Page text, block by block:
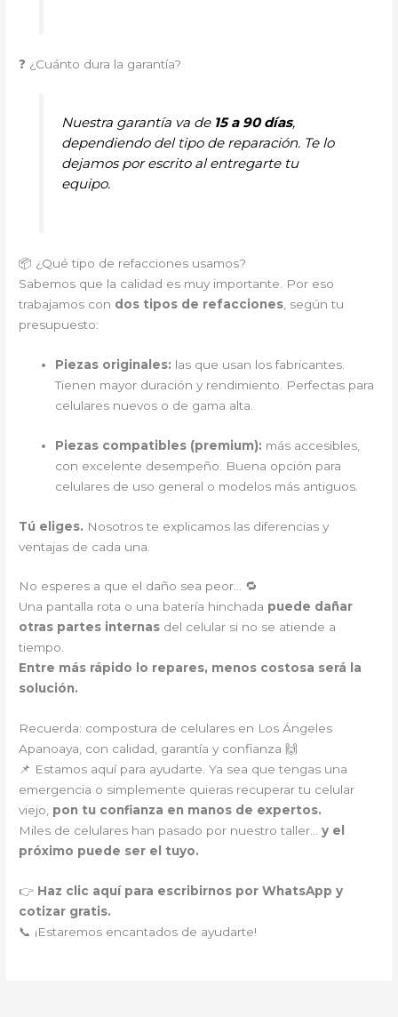
❓ ¿Cuánto dura la garantía?
Nuestra garantía va de 15 a 90 días,
dependiendo del tipo de reparación. Te lo
dejamos por escrito al entregarte tu
equipo.
📦 ¿Qué tipo de refacciones usamos?
Sabemos que la calidad es muy importante. Por eso
trabajamos con dos tipos de refacciones , según tu
presupuesto:
Piezas originales: las que usan los fabricantes.
Tienen mayor duración y rendimiento. Perfectas para
celulares nuevos o de gama alta.
Piezas compatibles (premium): más accesibles,
con excelente desempeño. Buena opción para
celulares de uso general o modelos más antiguos.
Tú eliges. Nosotros te explicamos las diferencias y
ventajas de cada una.
No esperes a que el daño sea peor… 🔁
Una pantalla rota o una batería hinchada puede dañar
otras partes internas del celular si no se atiende a
tiempo.
Entre más rápido lo repares, menos costosa será la
solución.
Recuerda: compostura de celulares en Los Ángeles
Apanoaya, con calidad, garantía y confianza 🙌
📌 Estamos aquí para ayudarte. Ya sea que tengas una
emergencia o simplemente quieras recuperar tu celular
viejo, pon tu confianza en manos de expertos.
Miles de celulares han pasado por nuestro taller…y el
próximo puede ser el tuyo.
👉 Haz clic aquí para escribirnos por WhatsApp y
cotizar gratis.
📞 ¡Estaremos encantados de ayudarte!